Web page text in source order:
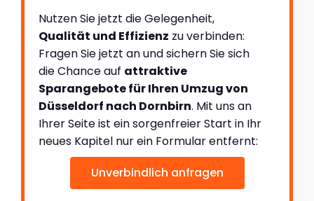
Nutzen Sie jetzt die Gelegenheit,
Qualität und Effizienz zu verbinden:
Fragen Sie jetzt an und sichern Sie sich
die Chance auf attraktive
Sparangebote für Ihren Umzug von
Düsseldorf nach Dornbirn. Mit uns an
Ihrer Seite ist ein sorgenfreier Start in Ihr
neues Kapitel nur ein Formular entfernt:
Unverbindlich anfragen